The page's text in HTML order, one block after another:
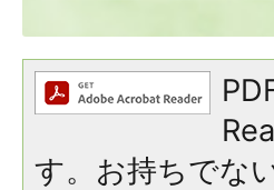
す。お持ちでな